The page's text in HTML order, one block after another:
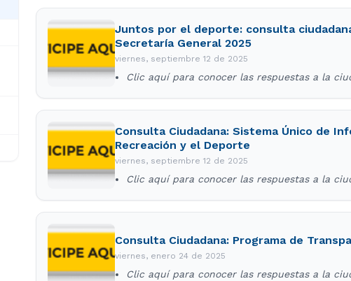
Juntos por el deporte: consulta
Secretaría General 2025
viernes, septiembre 12 de 2025
Clic aquí para conocer las respuestas a la
Consulta Ciudadana: Sistema Único de
Recreación y el Deporte
viernes, septiembre 12 de 2025
Clic aquí para conocer las respuestas a la
Consulta Ciudadana: Programa de
viernes, enero 24 de 2025
Clic aquí para conocer las respuestas a la